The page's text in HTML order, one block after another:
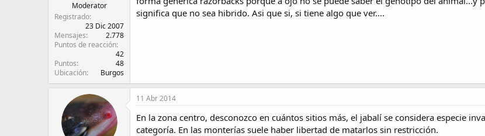
Moderator
Registrado
23 Dic 2007
Mensajes
2.778
Puntos de reacción
42
Puntos
48
Ubicación
Burgos
significa que no sea hibrido. Asi que si, si tiene algo que ver....
11 Abr 2014
En la zona centro, desconozco en cuántos sitios más, el jabalí se considera especie
categoría. En las monterías suele haber libertad de matarlos sin restricción.